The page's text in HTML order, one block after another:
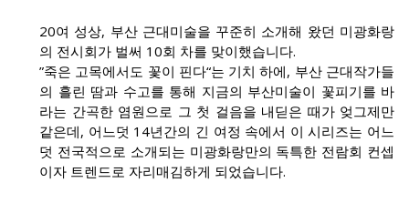
20여 성상, 부산 근대미술을 꾸준히 소개해 왔던 미광화랑
의 전시회가 벌써 10회 차를 맞이했습니다.
”죽은 고목에서도 꽃이 핀다“는 기치 하에, 부산 근대작가들
의 흘린 땀과 수고를 통해 지금의 부산미술이 꽃피기를 바
라는 간곡한 염원으로 그 첫 걸음을 내딛은 때가 엊그제만
같은데, 어느덧 14년간의 긴 여정 속에서 이 시리즈는 어느
덧 전국적으로 소개되는 미광화랑만의 독특한 전람회 컨셉
이자 트렌드로 자리매김하게 되었습니다.